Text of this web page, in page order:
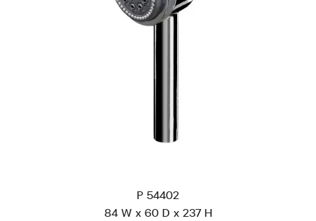
P 54402
84 W x 60 D x 237 H